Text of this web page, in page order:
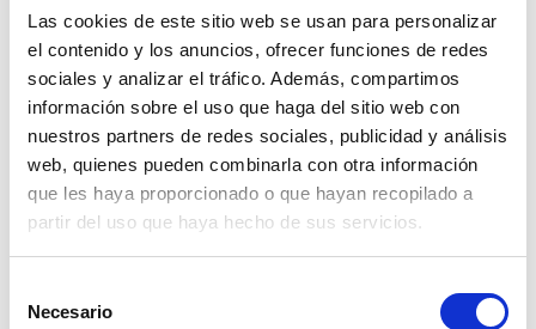
Las cookies de este sitio web se usan para personalizar
el contenido y los anuncios, ofrecer funciones de redes
sociales y analizar el tráfico. Además, compartimos
información sobre el uso que haga del sitio web con
nuestros partners de redes sociales, publicidad y análisis
web, quienes pueden combinarla con otra información
que les haya proporcionado o que hayan recopilado a
partir del uso que haya hecho de sus servicios.
Necesario
también puedes presentarte a la SBS para que
evalúe la infracción cometida por el banco o
caja y así aplicar la sanción correspondiente.
¿Puedo salir de la
Central de Riesgo de la
SBS?
necesario que realices trámites, porque la